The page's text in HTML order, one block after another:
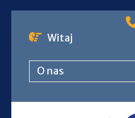
to
Witaj
O nas